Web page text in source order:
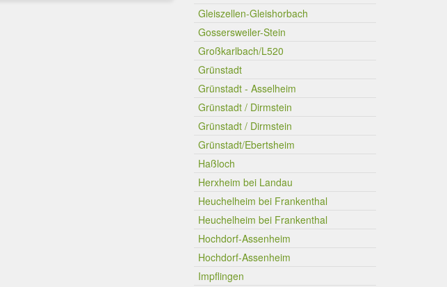
Gleiszellen-Gleishorbach
Gossersweiler-Stein
Großkarlbach/L520
Grünstadt
Grünstadt - Asselheim
Grünstadt / Dirmstein
Grünstadt / Dirmstein
Grünstadt/Ebertsheim
Haßloch
Herxheim bei Landau
Heuchelheim bei Frankenthal
Heuchelheim bei Frankenthal
Hochdorf-Assenheim
Hochdorf-Assenheim
Impflingen